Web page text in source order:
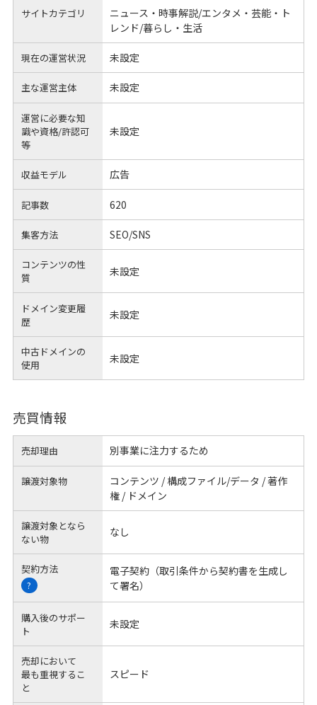
サイトカテゴリ
ニュース・時事解説/エンタメ・芸能・ト
レンド/暮らし・生活
現在の運営状況 未設定
主な運営主体 未設定
運営に必要な知
識や資格/許認可
等
未設定
収益モデル 広告
記事数 620
集客方法 SEO/SNS
コンテンツの性
質
未設定
ドメイン変更履
歴
未設定
中古ドメインの
使用
未設定
売買情報
売却理由 別事業に注力するため
譲渡対象物
コンテンツ / 構成ファイル/データ / 著作
権 / ドメイン
譲渡対象となら
ない物
なし
契約方法
?
電子契約（取引条件から契約書を生成し
て署名）
購入後のサポー
ト
未設定
売却において
最も重視するこ
と
スピード